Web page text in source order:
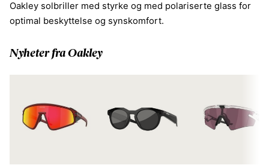
Oakley solbriller med styrke og med polariserte glass for
optimal beskyttelse og synskomfort.
Nyheter fra Oakley